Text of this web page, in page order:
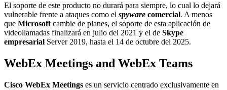
El soporte de este producto no durará para siempre, lo cual lo dejará
vulnerable frente a ataques como el spyware comercial. A menos
que Microsoft cambie de planes, el soporte de esta aplicación de
videollamadas finalizará en julio del 2021 y el de Skype
empresarial Server 2019, hasta el 14 de octubre del 2025.
WebEx Meetings and WebEx Teams
Cisco WebEx Meetings es un servicio centrado exclusivamente en